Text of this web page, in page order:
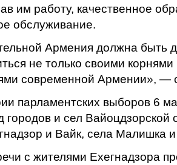
им работу, качественное
обслуживание.
Армения должна быть
не только своими
современной Армении», —
парламентских выборов 6
городов и сел Вайоцдзорской
и Вайк, села Малишка
с жителями Ехегнадзора